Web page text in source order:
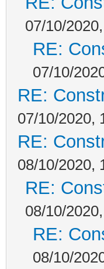
07/10/
RE:
07/10/
RE:
07/10/2020,
RE:
08/10/2020,
RE:
08/10/
RE:
08/10/